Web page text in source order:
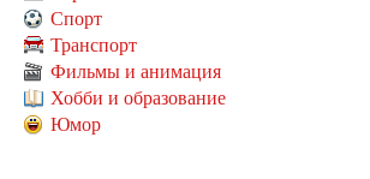
Спорт
Транспорт
Фильмы и анимация
Хобби и образование
Юмор